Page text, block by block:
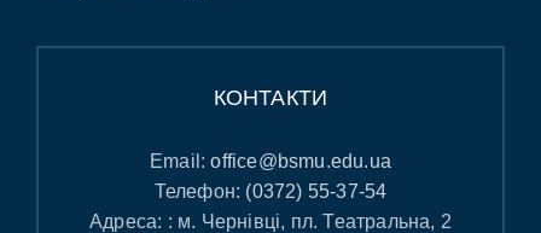
КОНТАКТИ
Email:office@bsmu.edu.ua
Телефон: (0372) 55-37-54
Адреса: : м. Чернівці, пл. Театральна, 2